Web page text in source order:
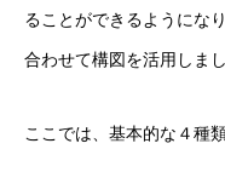
ることができるようにな
合わせて構図を活用しまし
ここでは、基本的な４種